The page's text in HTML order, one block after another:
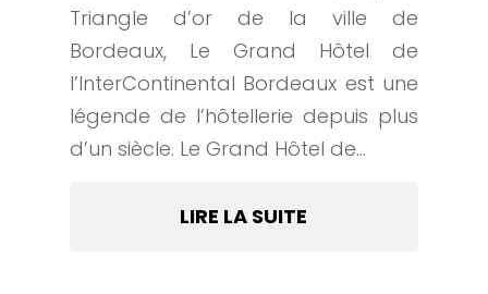
Triangle d’or de la ville de
Bordeaux, Le Grand Hôtel de
l’InterContinental Bordeaux est une
légende de l’hôtellerie depuis plus
d’un siècle. Le Grand Hôtel de...
LIRE LA SUITE